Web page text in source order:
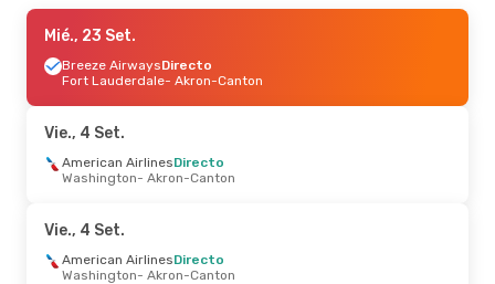
Mar., 25 Ago.
Breeze AirwaysDirecto
West Palm Beach, FL - Akron-Canton
Akron-Canton
- West Palm Beach, FL
Mié., 23 Set.
Breeze AirwaysDirecto
Fort Lauderdale- Akron-Canton
Vie., 4 Set.
American AirlinesDirecto
Washington- Akron-Canton
Vie., 4 Set.
American AirlinesDirecto
Washington- Akron-Canton